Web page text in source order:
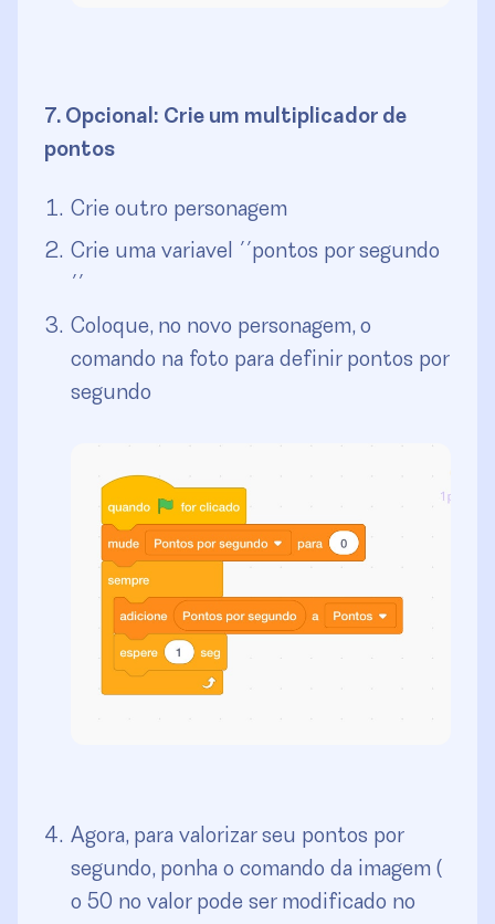
7. Opcional: Crie um multiplicador de
pontos
Crie outro personagem
Crie uma variavel ´´pontos por segundo
´´
Coloque, no novo personagem, o
comando na foto para definir pontos por
segundo
Agora, para valorizar seu pontos por
segundo, ponha o comando da imagem (
o 50 no valor pode ser modificado no